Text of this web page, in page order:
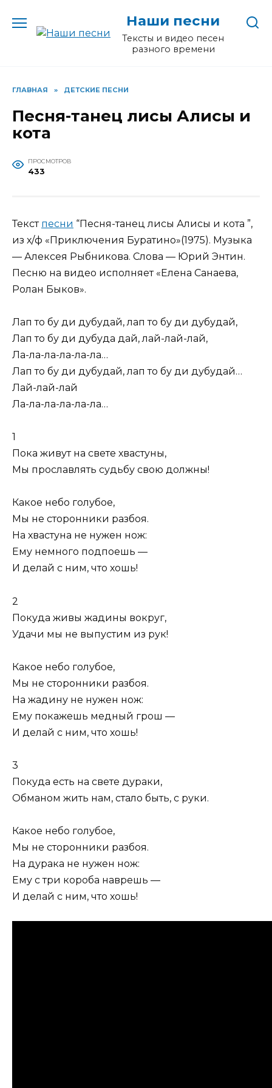
содержанию
Наши песни
Тексты и видео песен
разного времени
ГЛАВНАЯ » ДЕТСКИЕ ПЕСНИ
Песня-танец лисы Алисы и
кота
ПРОСМОТРОВ
433
Текст песни “Песня-танец лисы Алисы и кота ”,
из х/ф «Приключения Буратино»(1975). Музыка
— Алексея Рыбникова. Слова — Юрий Энтин.
Песню на видео исполняет «Елена Санаева,
Ролан Быков».
Лап то бу ди дубудай, лап то бу ди дубудай,
Лап то бу ди дубуда дай, лай-лай-лай,
Ла-ла-ла-ла-ла-ла…
Лап то бу ди дубудай, лап то бу ди дубудай…
Лай-лай-лай
Ла-ла-ла-ла-ла-ла…
1
Пока живут на свете хвастуны,
Мы прославлять судьбу свою должны!
Какое небо голубое,
Мы не сторонники разбоя.
На хвастуна не нужен нож:
Ему немного подпоешь —
И делай с ним, что хошь!
2
Покуда живы жадины вокруг,
Удачи мы не выпустим из рук!
Какое небо голубое,
Мы не сторонники разбоя.
На жадину не нужен нож:
Ему покажешь медный грош —
И делай с ним, что хошь!
3
Покуда есть на свете дураки,
Обманом жить нам, стало быть, с руки.
Какое небо голубое,
Мы не сторонники разбоя.
На дурака не нужен нож:
Ему с три короба наврешь —
И делай с ним, что хошь!